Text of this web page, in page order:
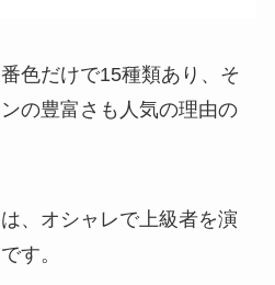
色だけで15種類あり、そ
の豊富さも人気の理由の
、オシャレで上級者を演
す。